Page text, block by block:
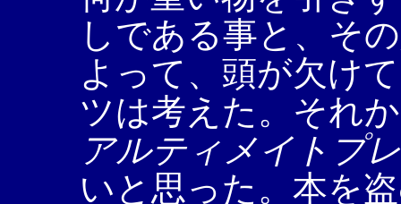
しである事と、そ
よって、頭が欠け
ツは考えた。それ
アルティメイトプ
いと思った。本を